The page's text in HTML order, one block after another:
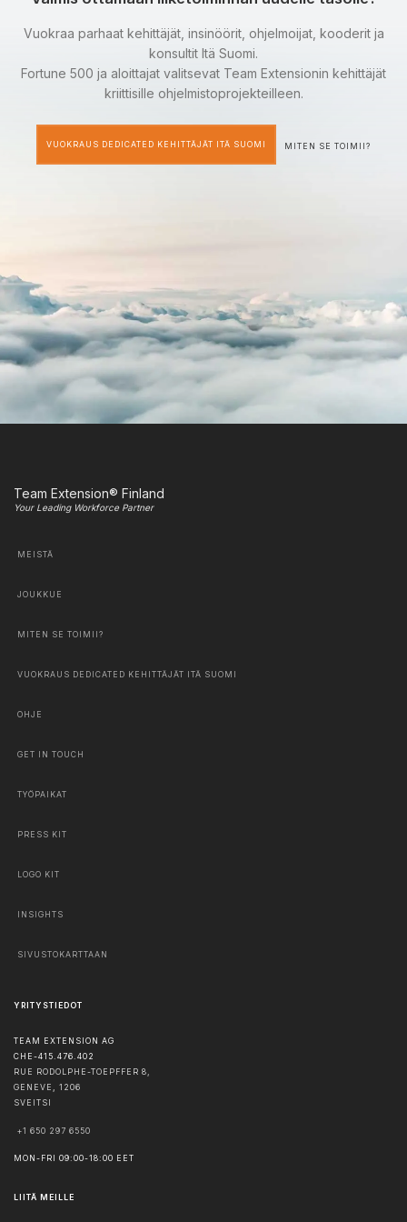
Vuokraa parhaat kehittäjät, insinöörit, ohjelmoijat, kooderit ja
konsultit Itä Suomi.
Fortune 500 ja aloittajat valitsevat Team Extensionin kehittäjät
kriittisille ohjelmistoprojekteilleen.
VUOKRAUS DEDICATED KEHITTÄJÄT ITÄ SUOMI MITEN SE TOIMII?
Team Extension® Finland
Your Leading Workforce Partner
MEISTÄ
JOUKKUE
MITEN SE TOIMII?
VUOKRAUS DEDICATED KEHITTÄJÄT ITÄ SUOMI
OHJE
GET IN TOUCH
TYÖPAIKAT
PRESS KIT
LOGO KIT
INSIGHTS
SIVUSTOKARTTAAN
YRITYSTIEDOT
TEAM EXTENSION AG
CHE-415.476.402
RUE RODOLPHE-TOEPFFER 8,
GENEVE , 1206
SVEITSI
+1 650 297 6550
MON-FRI 09:00-18:00 EET
LIITÄ MEILLE